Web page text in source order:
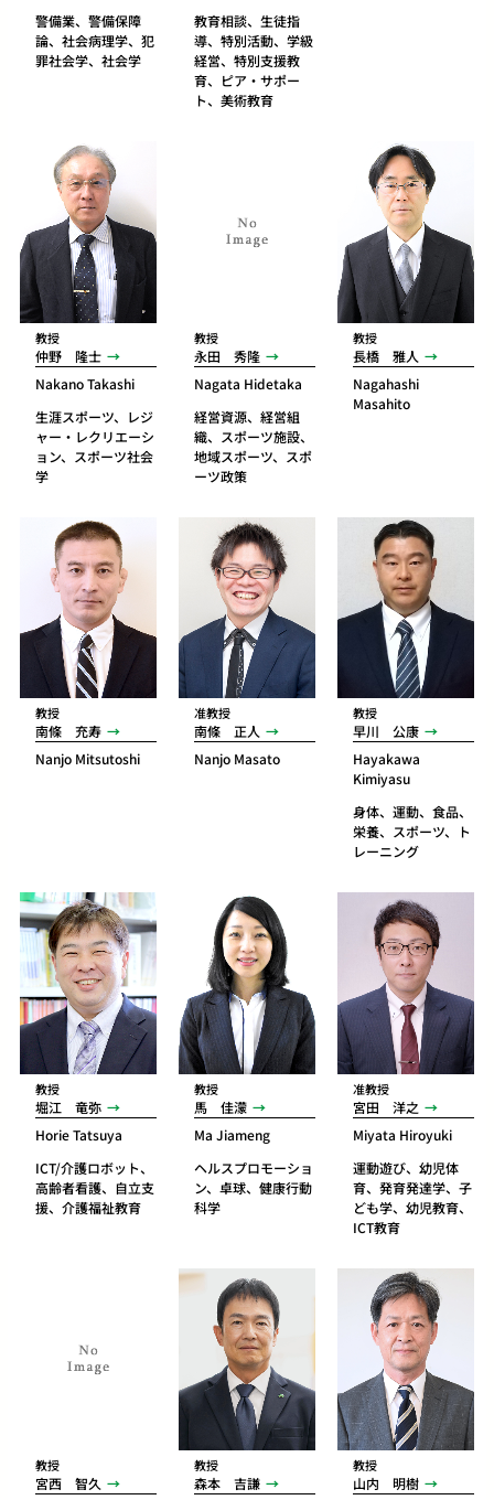
警備業、警備保障
論、社会病理学、犯
罪社会学、社会学
教育相談、生徒指
導、特別活動、学級
経営、特別支援教
育、ピア・サポー
ト、美術教育
教授
仲野 隆士
Nakano Takashi
生涯スポーツ、レジ
ャー・レクリエーシ
ョン、スポーツ社会
学
教授
永田 秀隆
Nagata Hidetaka
経営資源、経営組
織、スポーツ施設、
地域スポーツ、スポ
ーツ政策
教授
長橋 雅人
Nagahashi
Masahito
教授
南條 充寿
Nanjo Mitsutoshi
准教授
南條 正人
Nanjo Masato
教授
早川 公康
Hayakawa
Kimiyasu
身体、運動、食品、
栄養、スポーツ、ト
レーニング
教授
堀江 竜弥
Horie Tatsuya
ICT/介護ロボット、
高齢者看護、自立支
援、介護福祉教育
教授
馬 佳濛
Ma Jiameng
ヘルスプロモーショ
ン、卓球、健康行動
科学
准教授
宮田 洋之
Miyata Hiroyuki
運動遊び、幼児体
育、発育発達学、子
ども学、幼児教育、
ICT教育
教授
宮西 智久
教授
森本 吉謙
教授
山内 明樹